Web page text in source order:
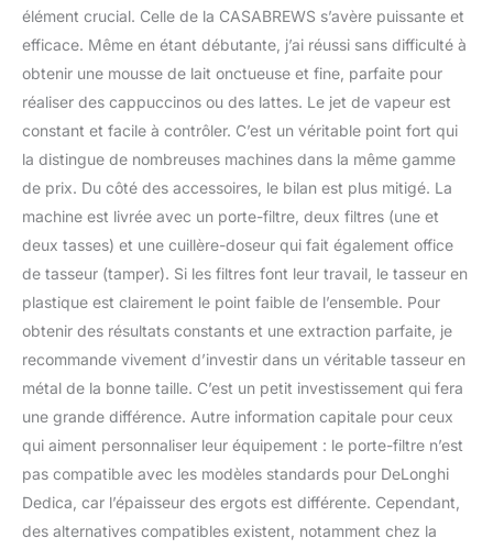
élément crucial. Celle de la CASABREWS s’avère puissante et
efficace. Même en étant débutante, j’ai réussi sans difficulté à
obtenir une mousse de lait onctueuse et fine, parfaite pour
réaliser des cappuccinos ou des lattes. Le jet de vapeur est
constant et facile à contrôler. C’est un véritable point fort qui
la distingue de nombreuses machines dans la même gamme
de prix. Du côté des accessoires, le bilan est plus mitigé. La
machine est livrée avec un porte-filtre, deux filtres (une et
deux tasses) et une cuillère-doseur qui fait également office
de tasseur (tamper). Si les filtres font leur travail, le tasseur en
plastique est clairement le point faible de l’ensemble. Pour
obtenir des résultats constants et une extraction parfaite, je
recommande vivement d’investir dans un véritable tasseur en
métal de la bonne taille. C’est un petit investissement qui fera
une grande différence. Autre information capitale pour ceux
qui aiment personnaliser leur équipement : le porte-filtre n’est
pas compatible avec les modèles standards pour DeLonghi
Dedica, car l’épaisseur des ergots est différente. Cependant,
des alternatives compatibles existent, notamment chez la